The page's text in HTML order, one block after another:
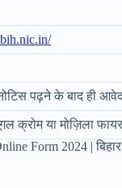
पढ़ने के बाद ही
क्रोम या मोज़िला
Form 2024 |